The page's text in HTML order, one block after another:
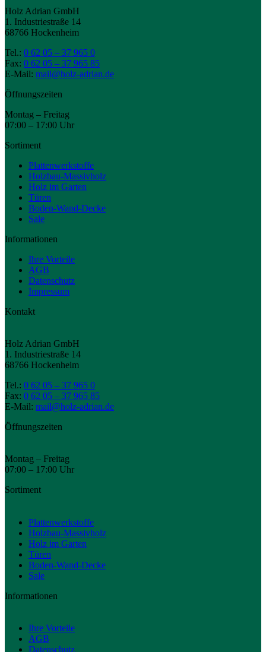
Holz Adrian GmbH
1. Industriestraße 14
68766 Hockenheim
Tel.: 0 62 05 – 37 965 0
Fax: 0 62 05 – 37 965 85
E-Mail: mail@holz-adrian.de
Öffnungszeiten
Montag – Freitag
07:00 – 17:00 Uhr
Sortiment
Plattenwerkstoffe
Holzbau-Massivholz
Holz im Garten
Türen
Boden-Wand-Decke
Sale
Informationen
Ihre Vorteile
AGB
Datenschutz
Impressum
Kontakt
Holz Adrian GmbH
1. Industriestraße 14
68766 Hockenheim
Tel.: 0 62 05 – 37 965 0
Fax: 0 62 05 – 37 965 85
E-Mail: mail@holz-adrian.de
Öffnungszeiten
Montag – Freitag
07:00 – 17:00 Uhr
Sortiment
Plattenwerkstoffe
Holzbau-Massivholz
Holz im Garten
Türen
Boden-Wand-Decke
Sale
Informationen
Ihre Vorteile
AGB
Datenschutz